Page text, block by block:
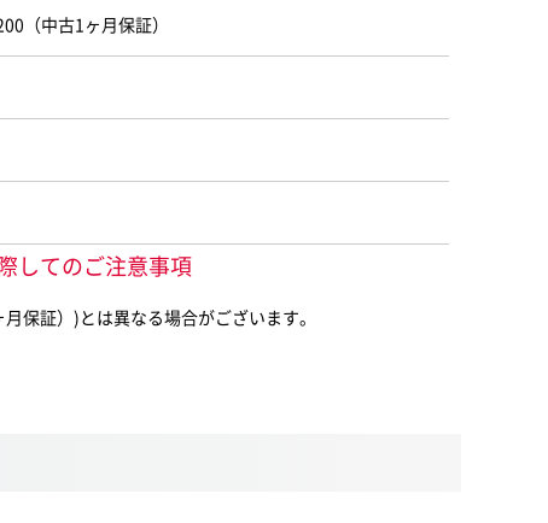
（中古1ヶ月保証）
してのご注意事項
保証）)とは異なる場合がございます。